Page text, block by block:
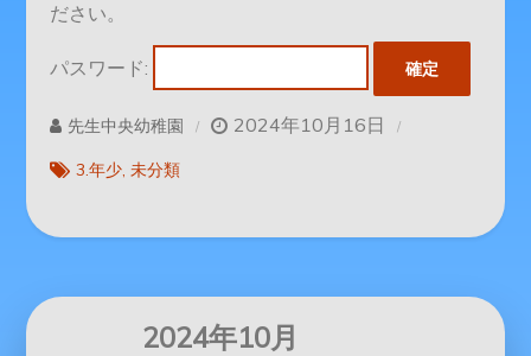
ださい。
パスワード:
先生中央幼稚園 2024年10月16日
3.年少 未分類
2024年10月